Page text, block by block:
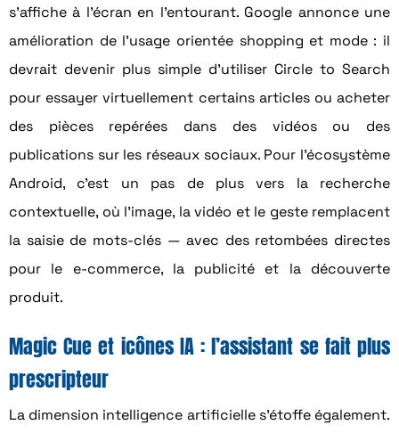
s’affiche à l’écran en l’entourant. Google annonce une
amélioration de l’usage orientée shopping et mode : il
devrait devenir plus simple d’utiliser Circle to Search
pour essayer virtuellement certains articles ou acheter
des pièces repérées dans des vidéos ou des
publications sur les réseaux sociaux. Pour l’écosystème
Android, c’est un pas de plus vers la recherche
contextuelle, où l’image, la vidéo et le geste remplacent
la saisie de mots-clés — avec des retombées directes
pour le e-commerce, la publicité et la découverte
produit.
Magic Cue et icônes IA : l’assistant se fait plus
prescripteur
La dimension intelligence artificielle s’étoffe également.